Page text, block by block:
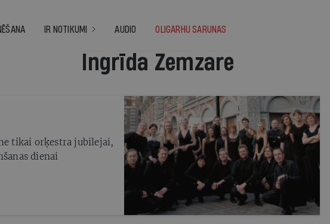
IR NOTIKUMI AUDIO OLIGARHU SARUNAS
Ingrīda Zemzare
tikai orķestra jubilejai,
dienai